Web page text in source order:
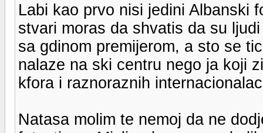
Labi kao prvo nisi jedini Albanski
stvari moras da shvatis da su
sa gdinom premijerom, a sto se
nalaze na ski centru nego ja koji
kfora i raznoraznih
Natasa molim te nemoj da ne